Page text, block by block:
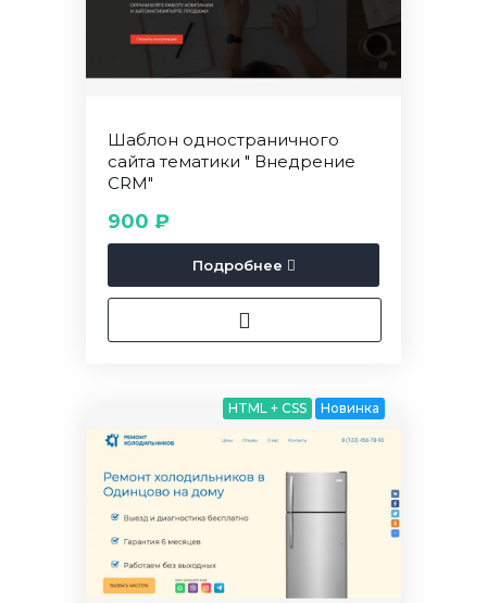
Шаблон одностраничного
сайта тематики " Внедрение
CRM"
900 ₽
Подробнее
HTML + CSS Новинка